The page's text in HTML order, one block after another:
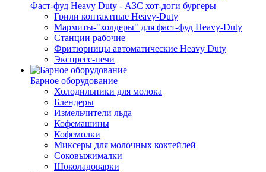
Фаст-фуд Heavy Duty - АЗС хот-доги бургеры
Грили контактные Heavy-Duty
Мармиты-"холдеры" для фаст-фуд Heavy-Duty
Станции рабочие
Фритюрницы автоматические Heavy Duty
Экспресс-печи
Барное оборудование
Холодильники для молока
Блендеры
Измельчители льда
Кофемашины
Кофемолки
Миксеры для молочных коктейлей
Соковыжималки
Шоколадоварки